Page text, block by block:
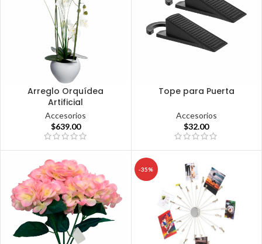
Arreglo Orquídea
Artificial
Accesorios
$639.00
Tope para Puerta
Accesorios
$32.00
-35%